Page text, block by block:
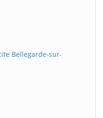
Bellegarde-sur-